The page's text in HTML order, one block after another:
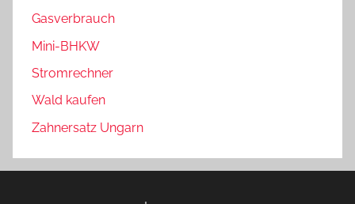
Gasverbrauch
Mini-BHKW
Stromrechner
Wald kaufen
Zahnersatz Ungarn